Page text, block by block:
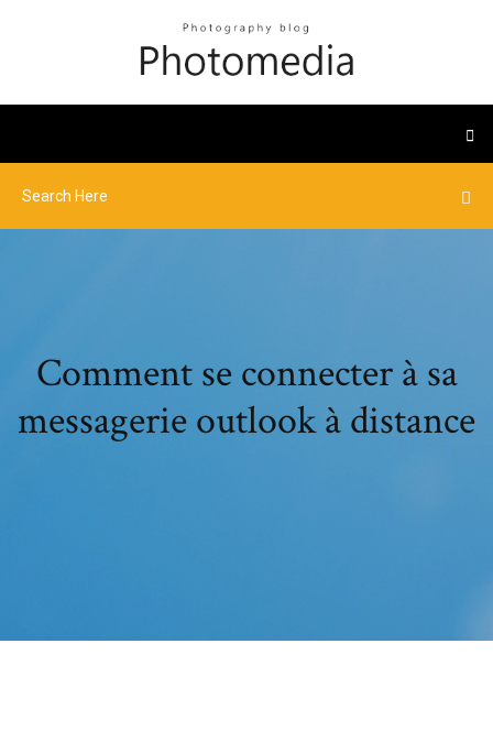
Comment se connecter à sa
messagerie outlook à distance